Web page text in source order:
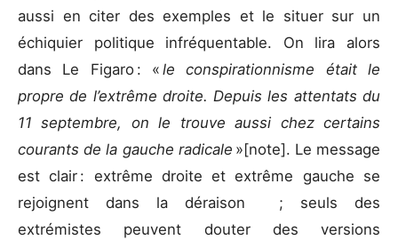
aussi en citer des exemples et le situer sur un
échiquier politique infréquentable. On lira alors
dans Le Figaro : « le conspirationnisme était le
propre de l’extrême droite. Depuis les attentats du
11 septembre, on le trouve aussi chez certains
courants de la gauche radicale »[note]. Le message
est clair : extrême droite et extrême gauche se
rejoignent dans la déraison ; seuls des
extrémistes peuvent douter des versions